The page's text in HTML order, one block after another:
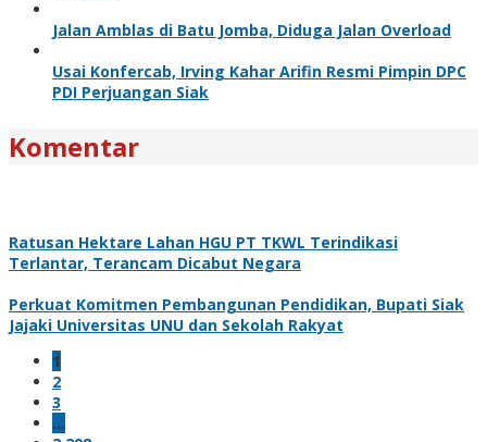
Jalan Amblas di Batu Jomba, Diduga Jalan Overload
Usai Konfercab, Irving Kahar Arifin Resmi Pimpin DPC
PDI Perjuangan Siak
Komentar
Ratusan Hektare Lahan HGU PT TKWL Terindikasi
Terlantar, Terancam Dicabut Negara
Perkuat Komitmen Pembangunan Pendidikan, Bupati Siak
Jajaki Universitas UNU dan Sekolah Rakyat
1
2
3
…